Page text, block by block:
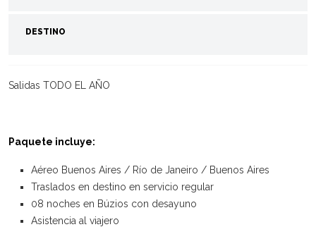
DESTINO
Salidas TODO EL AÑO
Paquete incluye:
Aéreo Buenos Aires / Río de Janeiro / Buenos Aires
Traslados en destino en servicio regular
08 noches en Búzios con desayuno
Asistencia al viajero